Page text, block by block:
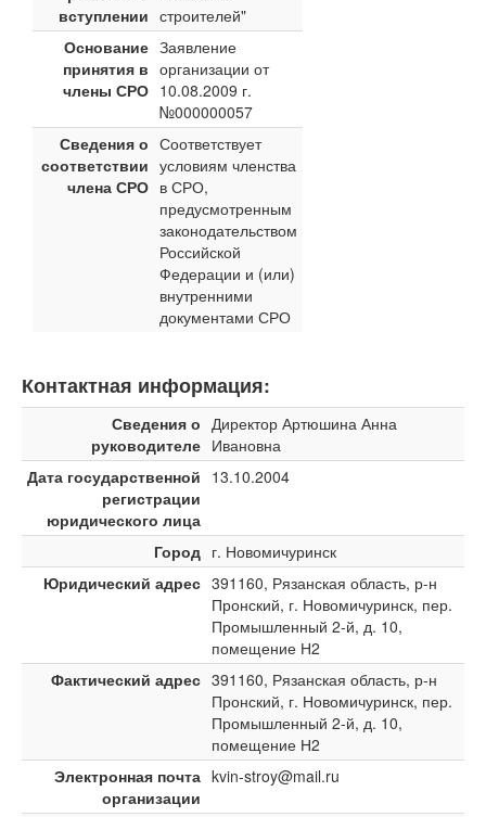
вступлении строителей"
Основание
принятия в
члены СРО
Заявление
организации от
10.08.2009 г.
№000000057
Сведения о
соответствии
члена СРО
Соответствует
условиям членства
в СРО,
предусмотренным
законодательством
Российской
Федерации и (или)
внутренними
документами СРО
Контактная информация:
Сведения о
руководителе
Директор Артюшина Анна
Ивановна
Дата государственной
регистрации
юридического лица
13.10.2004
Город г. Новомичуринск
Юридический адрес 391160, Рязанская область, р-н
Пронский, г. Новомичуринск, пер.
Промышленный 2-й, д. 10,
помещение Н2
Фактический адрес 391160, Рязанская область, р-н
Пронский, г. Новомичуринск, пер.
Промышленный 2-й, д. 10,
помещение Н2
Электронная почта
организации
kvin-stroy@mail.ru